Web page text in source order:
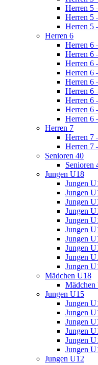
Herren 5
Herren 5
Herren 5
Herren 6
Herren 6
Herren 6
Herren 6
Herren 6
Herren 6
Herren 6
Herren 6
Herren 6
Herren 6
Herren 7
Herren 7
Herren 7
Senioren 40
Senioren
Jungen U18
Jungen
Jungen
Jungen
Jungen
Jungen
Jungen
Jungen
Jungen
Jungen
Jungen
Mädchen U18
Mädchen
Jungen U15
Jungen
Jungen
Jungen
Jungen
Jungen
Jungen
Jungen U12